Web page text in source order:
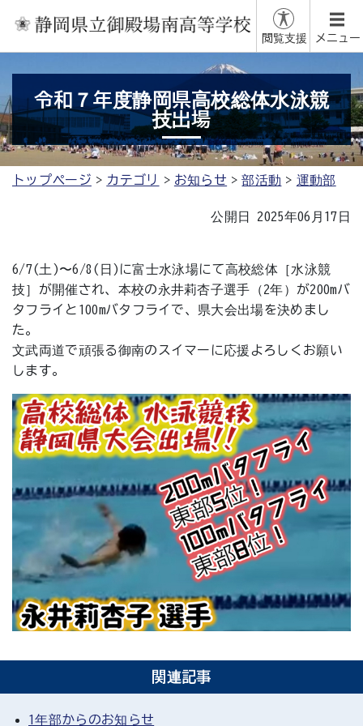
閲覧支援 メニュー
令和７年度静岡県高校総体水泳競
技出場
トップページ カテゴリ お知らせ 部活動 運動部
公開日 2025年06月17日
6/7(土)〜6/8(日)に富士水泳場にて高校総体［水泳競
技］が開催され、本校の永井莉杏子選手（2年）が200mバ
タフライと100mバタフライで、県大会出場を決めまし
た。
文武両道で頑張る御南のスイマーに応援よろしくお願い
します。
関連記事
1年部からのお知らせ